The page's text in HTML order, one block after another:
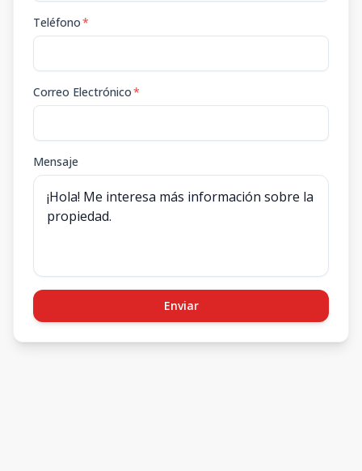
Teléfono*
Correo Electrónico*
Mensaje
Enviar